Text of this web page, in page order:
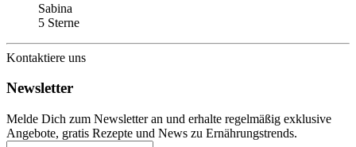
Sabina
5 Sterne
Kontaktiere uns
Newsletter
Melde Dich zum Newsletter an und erhalte regelmäßig exklusive
Angebote, gratis Rezepte und News zu Ernährungstrends.